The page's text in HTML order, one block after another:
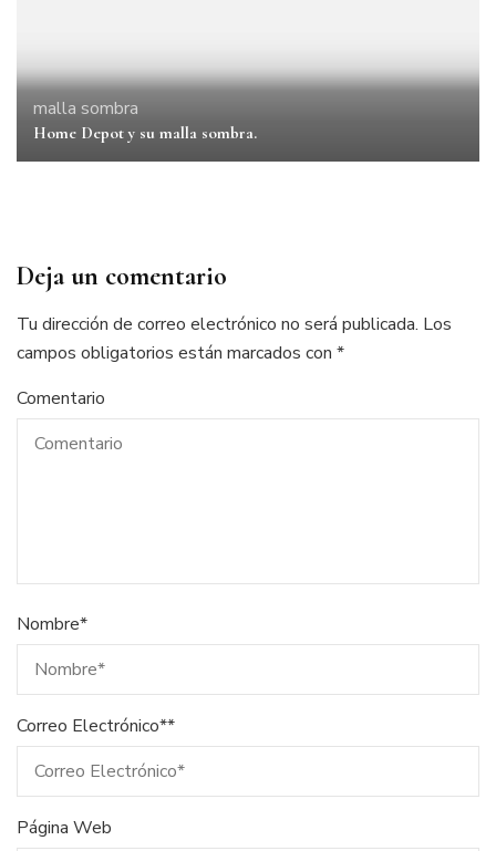
malla sombra
Home Depot y su malla sombra.
Deja un comentario
Tu dirección de correo electrónico no será publicada. Los
campos obligatorios están marcados con *
Comentario
Nombre*
Correo Electrónico**
Página Web